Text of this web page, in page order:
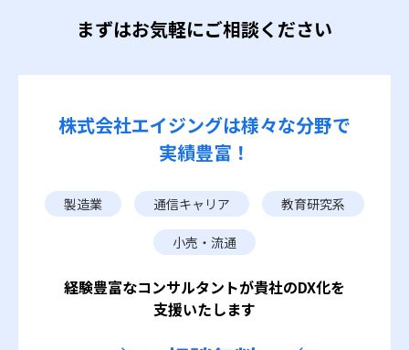
まずはお気軽にご相談ください
株式会社エイジングは様々な分野で
実績豊富！
製造業 通信キャリア 教育研究系
小売・流通
経験豊富なコンサルタントが貴社のDX化を
支援いたします